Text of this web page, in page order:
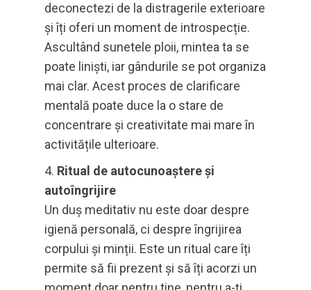
deconectezi de la distragerile exterioare
și îți oferi un moment de introspecție.
Ascultând sunetele ploii, mintea ta se
poate liniști, iar gândurile se pot organiza
mai clar. Acest proces de clarificare
mentală poate duce la o stare de
concentrare și creativitate mai mare în
activitățile ulterioare.
Ritual de autocunoaștere și
autoîngrijire
Un duș meditativ nu este doar despre
igienă personală, ci despre îngrijirea
corpului și minții. Este un ritual care îți
permite să fii prezent și să îți acorzi un